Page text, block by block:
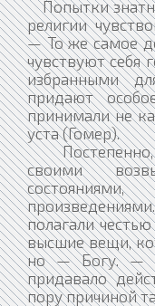
Попытки
религии
— То же самое
чувствуют себя
избранными
придают
принимали не
уста (Гомер).
Постепенно,
своими
полагали
высшие вещи,
но — Богу. —
придавало
пору причиной